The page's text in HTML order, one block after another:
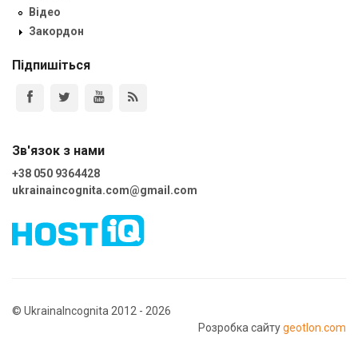
Відео
Закордон
Підпишіться
Зв'язок з нами
+38 050 9364428
ukrainaincognita.com@gmail.com
© UkrainaIncognita 2012 - 2026
Розробка сайтуgeotlon.com